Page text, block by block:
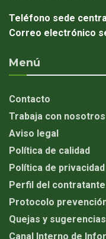
Teléfono sede
Correo electrónico
Menú
Contacto
Trabaja con nosotros
Aviso legal
Política de calidad
Política de privacidad
Perfil del contratante
Protocolo
Quejas y
Canal Interno de